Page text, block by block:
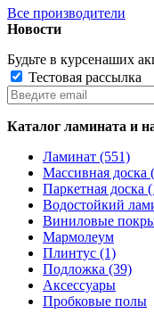
Все производители
Новости
Будьте в курсенаших
Тестовая рассылка
Каталог ламината и
Ламинат (551)
Массивная доска
Паркетная доска
Водостойкий
Виниловые
Мармолеум
Плинтус (1)
Подложка (39)
Аксессуары
Пробковые полы